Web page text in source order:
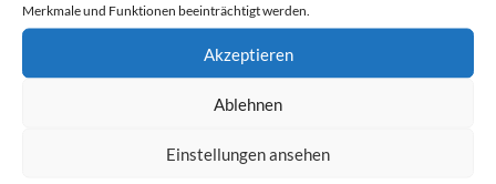
Merkmale und Funktionen beeinträchtigt werden.
Akzeptieren
Ablehnen
Einstellungen ansehen